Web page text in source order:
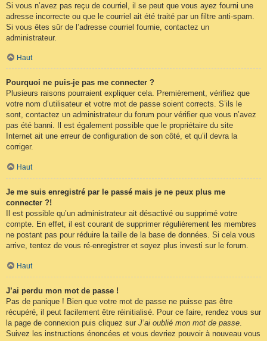
Si vous n’avez pas reçu de courriel, il se peut que vous ayez fourni une
adresse incorrecte ou que le courriel ait été traité par un filtre anti-spam.
Si vous êtes sûr de l’adresse courriel fournie, contactez un
administrateur.
Haut
Pourquoi ne puis-je pas me connecter ?
Plusieurs raisons pourraient expliquer cela. Premièrement, vérifiez que
votre nom d’utilisateur et votre mot de passe soient corrects. S’ils le
sont, contactez un administrateur du forum pour vérifier que vous n’avez
pas été banni. Il est également possible que le propriétaire du site
Internet ait une erreur de configuration de son côté, et qu’il devra la
corriger.
Haut
Je me suis enregistré par le passé mais je ne peux plus me
connecter ?!
Il est possible qu’un administrateur ait désactivé ou supprimé votre
compte. En effet, il est courant de supprimer régulièrement les membres
ne postant pas pour réduire la taille de la base de données. Si cela vous
arrive, tentez de vous ré-enregistrer et soyez plus investi sur le forum.
Haut
J’ai perdu mon mot de passe !
Pas de panique ! Bien que votre mot de passe ne puisse pas être
récupéré, il peut facilement être réinitialisé. Pour ce faire, rendez vous sur
la page de connexion puis cliquez sur J’ai oublié mon mot de passe.
Suivez les instructions énoncées et vous devriez pouvoir à nouveau vous